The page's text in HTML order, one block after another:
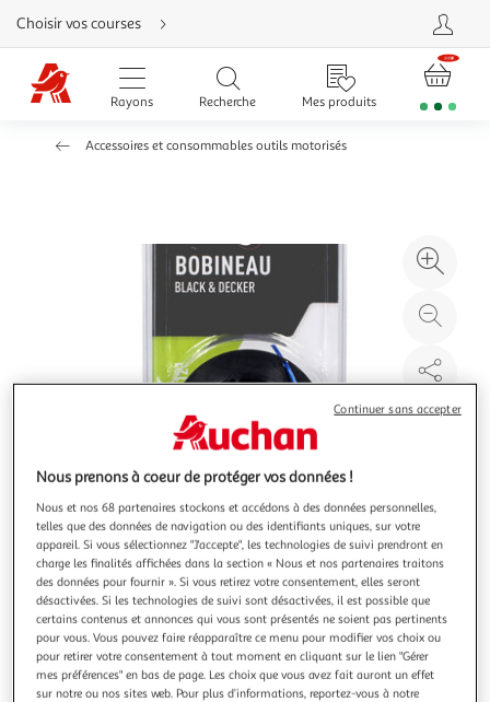
Aller
directement
au
contenu
Aller
directement
Aller
Choisir vos courses
Rayons Recherche Mes produits
Accessoires et consommables outils motorisés
à
100
%
le
GARDY PARTS
Bobine pour Coupe bordure
Bobineau coupe bordure adaptable pour BLACK & DECKER
pour modèles GL575, GL575C, GL595 avec fil de Ø: 1,6mm.
Remplace origine: A6480.
En savoir +
Nous prenons à coeur de protéger vos données !
Nous et nos 68 partenaires stockons et accédons à des données personnelles,
telles que des données de navigation ou des identifiants uniques, sur votre
appareil. Si vous sélectionnez "J'accepte", les technologies de suivi prendront en
charge les finalités affichées dans la section « Nous et nos partenaires traitons
des données pour fournir ». Si vous retirez votre consentement, elles seront
désactivées. Si les technologies de suivi sont désactivées, il est possible que
certains contenus et annonces qui vous sont présentés ne soient pas pertinents
pour vous. Vous pouvez faire réapparaître ce menu pour modifier vos choix ou
pour retirer votre consentement à tout moment en cliquant sur le lien "Gérer
mes préférences" en bas de page. Les choix que vous avez fait auront un effet
sur notre ou nos sites web. Pour plus d’informations, reportez-vous à notre
Continuer sans accepter